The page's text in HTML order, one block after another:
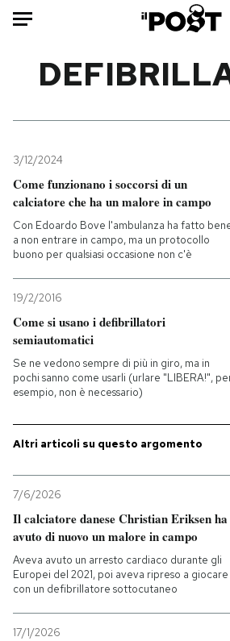
Mondo
Politica
Tecnologia
Internet
Scienza
Economia
Sport
Ok
PODCAST
NEWSLETTER
I MIEI PREFERITI
SHOP
3/12/2024
Come funzionano i soccorsi di un
calciatore che ha un malore in campo
Con Edoardo Bove l'ambulanza ha fatto
a non entrare in campo, ma un protocollo
buono per qualsiasi occasione non c'è
19/2/2016
Come si usano i defibrillatori
semiautomatici
Se ne vedono sempre di più in giro, ma in
pochi sanno come usarli (urlare "LIBERA!",
esempio, non è necessario)
Altri articoli su questo argomento
7/6/2026
Il calciatore danese Christian Eriksen ha
avuto di nuovo un malore in campo
Aveva avuto un arresto cardiaco durante gli
Europei del 2021, poi aveva ripreso a giocare
con un defibrillatore sottocutaneo
17/1/2026